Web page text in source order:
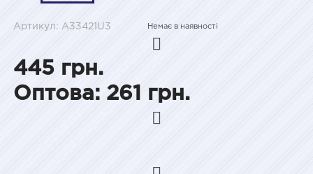
Артикул: A33421U3 Немає в наявності
445 грн.
Оптова: 261 грн.